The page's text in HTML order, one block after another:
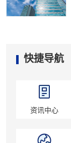
快捷导航
资讯中心